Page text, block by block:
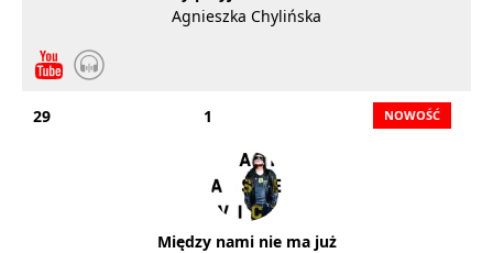
Agnieszka Chylińska
29 1
Między nami nie ma już